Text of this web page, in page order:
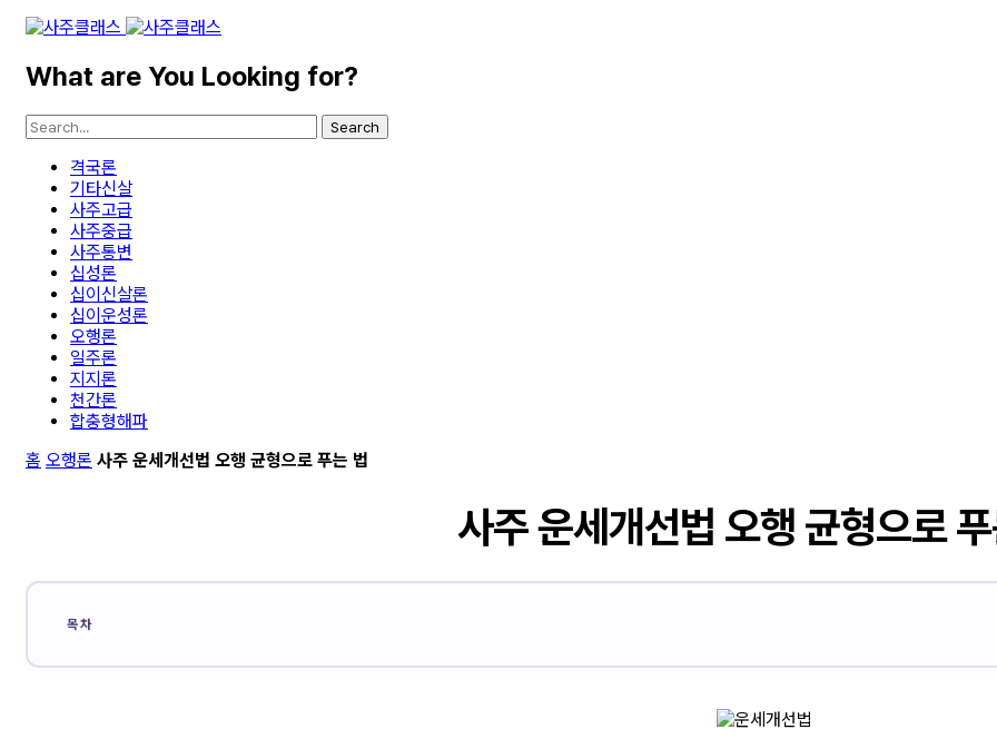
What are You Looking for?
Search
격국론
기타신살
사주고급
사주중급
사주통변
십성론
십이신살론
십이운성론
오행론
일주론
지지론
천간론
합충형해파
홈 오행론 사주 운세개선법 오행 균형으로 푸는 법
사주 운세개선법 오행 균형으로
목차